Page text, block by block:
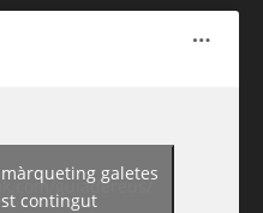
guiadereus/
galetes
contingut